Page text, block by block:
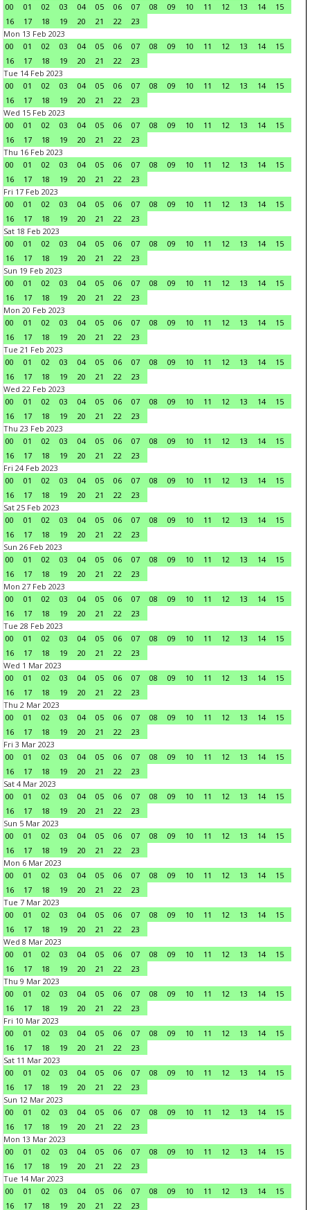
00
01 02 03 04 05 06 07 08 09 10 11 12 13 14
15
16
17 18 19 20 21 22
23
Mon 13 Feb 2023
00
01 02 03 04 05 06 07 08 09 10 11 12 13 14
15
16
17 18 19 20 21 22
23
Tue 14 Feb 2023
00
01 02 03 04 05 06 07 08 09 10 11 12 13 14
15
16
17 18 19 20 21 22
23
Wed 15 Feb 2023
00
01 02 03 04 05 06 07 08 09 10 11 12 13 14
15
16
17 18 19 20 21 22
23
Thu 16 Feb 2023
00
01 02 03 04 05 06 07 08 09 10 11 12 13 14
15
16
17 18 19 20 21 22
23
Fri 17 Feb 2023
00
01 02 03 04 05 06 07 08 09 10 11 12 13 14
15
16
17 18 19 20 21 22
23
Sat 18 Feb 2023
00
01 02 03 04 05 06 07 08 09 10 11 12 13 14
15
16
17 18 19 20 21 22
23
Sun 19 Feb 2023
00
01 02 03 04 05 06 07 08 09 10 11 12 13 14
15
16
17 18 19 20 21 22
23
Mon 20 Feb 2023
00
01 02 03 04 05 06 07 08 09 10 11 12 13 14
15
16
17 18 19 20 21 22
23
Tue 21 Feb 2023
00
01 02 03 04 05 06 07 08 09 10 11 12 13 14
15
16
17 18 19 20 21 22
23
Wed 22 Feb 2023
00
01 02 03 04 05 06 07 08 09 10 11 12 13 14
15
16
17 18 19 20 21 22
23
Thu 23 Feb 2023
00
01 02 03 04 05 06 07 08 09 10 11 12 13 14
15
16
17 18 19 20 21 22
23
Fri 24 Feb 2023
00
01 02 03 04 05 06 07 08 09 10 11 12 13 14
15
16
17 18 19 20 21 22
23
Sat 25 Feb 2023
00
01 02 03 04 05 06 07 08 09 10 11 12 13 14
15
16
17 18 19 20 21 22
23
Sun 26 Feb 2023
00
01 02 03 04 05 06 07 08 09 10 11 12 13 14
15
16
17 18 19 20 21 22
23
Mon 27 Feb 2023
00
01 02 03 04 05 06 07 08 09 10 11 12 13 14
15
16
17 18 19 20 21 22
23
Tue 28 Feb 2023
00
01 02 03 04 05 06 07 08 09 10 11 12 13 14
15
16
17 18 19 20 21 22
23
Wed 1 Mar 2023
00
01 02 03 04 05 06 07 08 09 10 11 12 13 14
15
16
17 18 19 20 21 22
23
Thu 2 Mar 2023
00
01 02 03 04 05 06 07 08 09 10 11 12 13 14
15
16
17 18 19 20 21 22
23
Fri 3 Mar 2023
00
01 02 03 04 05 06 07 08 09 10 11 12 13 14
15
16
17 18 19 20 21 22
23
Sat 4 Mar 2023
00
01 02 03 04 05 06 07 08 09 10 11 12 13 14
15
16
17 18 19 20 21 22
23
Sun 5 Mar 2023
00
01 02 03 04 05 06 07 08 09 10 11 12 13 14
15
16
17 18 19 20 21 22
23
Mon 6 Mar 2023
00
01 02 03 04 05 06 07 08 09 10 11 12 13 14
15
16
17 18 19 20 21 22
23
Tue 7 Mar 2023
00
01 02 03 04 05 06 07 08 09 10 11 12 13 14
15
16
17 18 19 20 21 22
23
Wed 8 Mar 2023
00
01 02 03 04 05 06 07 08 09 10 11 12 13 14
15
16
17 18 19 20 21 22
23
Thu 9 Mar 2023
00
01 02 03 04 05 06 07 08 09 10 11 12 13 14
15
16
17 18 19 20 21 22
23
Fri 10 Mar 2023
00
01 02 03 04 05 06 07 08 09 10 11 12 13 14
15
16
17 18 19 20 21 22
23
Sat 11 Mar 2023
00
01 02 03 04 05 06 07 08 09 10 11 12 13 14
15
16
17 18 19 20 21 22
23
Sun 12 Mar 2023
00
01 02 03 04 05 06 07 08 09 10 11 12 13 14
15
16
17 18 19 20 21 22
23
Mon 13 Mar 2023
00
01 02 03 04 05 06 07 08 09 10 11 12 13 14
15
16
17 18 19 20 21 22
23
Tue 14 Mar 2023
00
01 02 03 04 05 06 07 08 09 10 11 12 13 14
15
16
17 18 19 20 21 22 23